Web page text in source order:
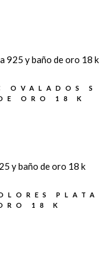
OVALADOS S
ORO 18 K
PLATA
18 K